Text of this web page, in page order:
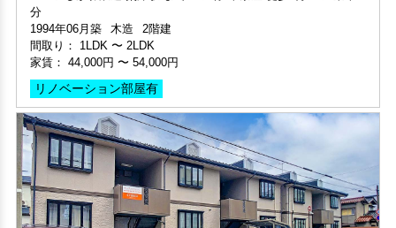
家賃1ヶ月無料 敷金・礼金ゼロ
賃貸アパート イーストビレッジ
石川県金沢市畝田東2丁目177